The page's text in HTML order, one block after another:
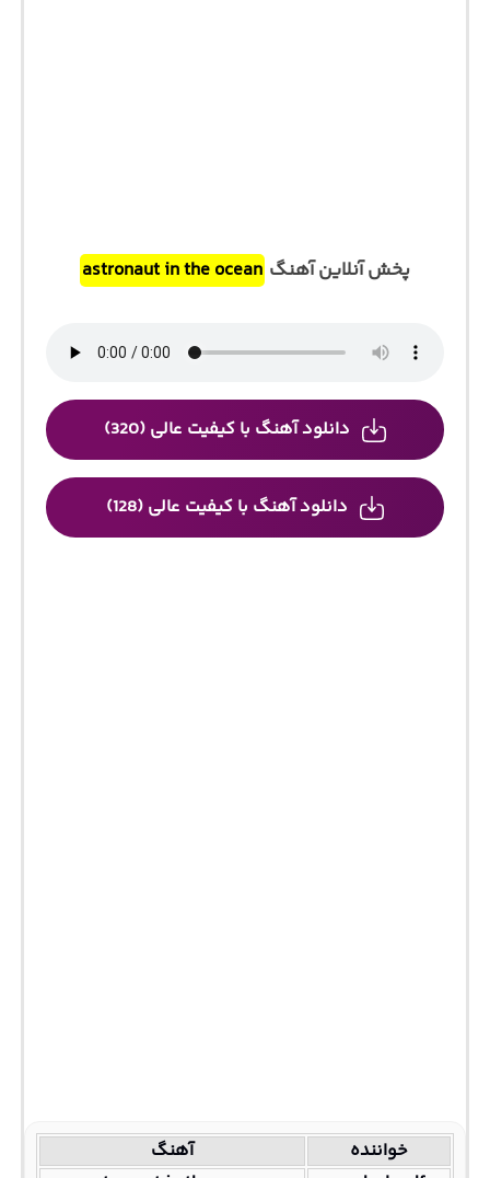
پخش آنلاین آهنگ astronaut in the ocean
دانلود آهنگ با کیفیت عالی (320)
دانلود آهنگ با کیفیت عالی (128)
خواننده
آهنگ